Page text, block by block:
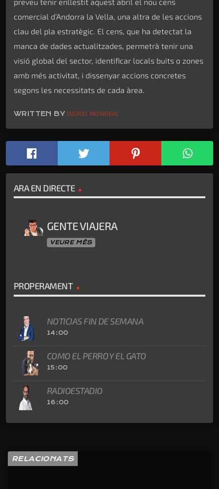
comercial d’Andorra la Vella, una altra de les accions
clau del pla estratègic. El cens, que ha detectat la
manca de dades actualitzades, permetrà tenir una
visió global del sector, identificar locals buits o zones
amb més activitat, i dissenyar accions concretes
segons les necessitats de cada àrea.
WRITTEN BYINGRID MONREAL
ARA EN DIRECTE
GENTE VIAJERA
VEURE MÉS
PROPERAMENT
NOTICIAS FIN DE SEMANA
14:00
COMO EL PERRO Y EL GATO
15:00
RADIOESTADIO
16:00
RELACIONATS